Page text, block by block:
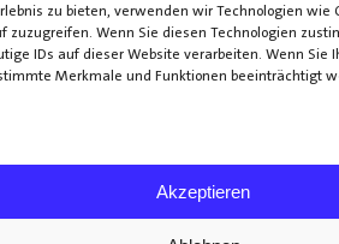
zu bieten, verwenden wir Technologien wie
zuzugreifen. Wenn Sie diesen Technologien
IDs auf dieser Website verarbeiten. Wenn Sie
Merkmale und Funktionen beeinträchtigt
Akzeptieren